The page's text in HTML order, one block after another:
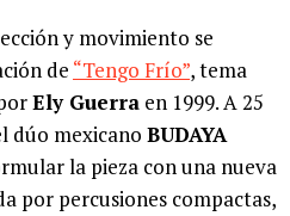
y movimiento se
de “Tengo Frío”, tema
Ely Guerra en 1999. A 25
dúo mexicano BUDAYA
la pieza con una nueva
por percusiones compactas,